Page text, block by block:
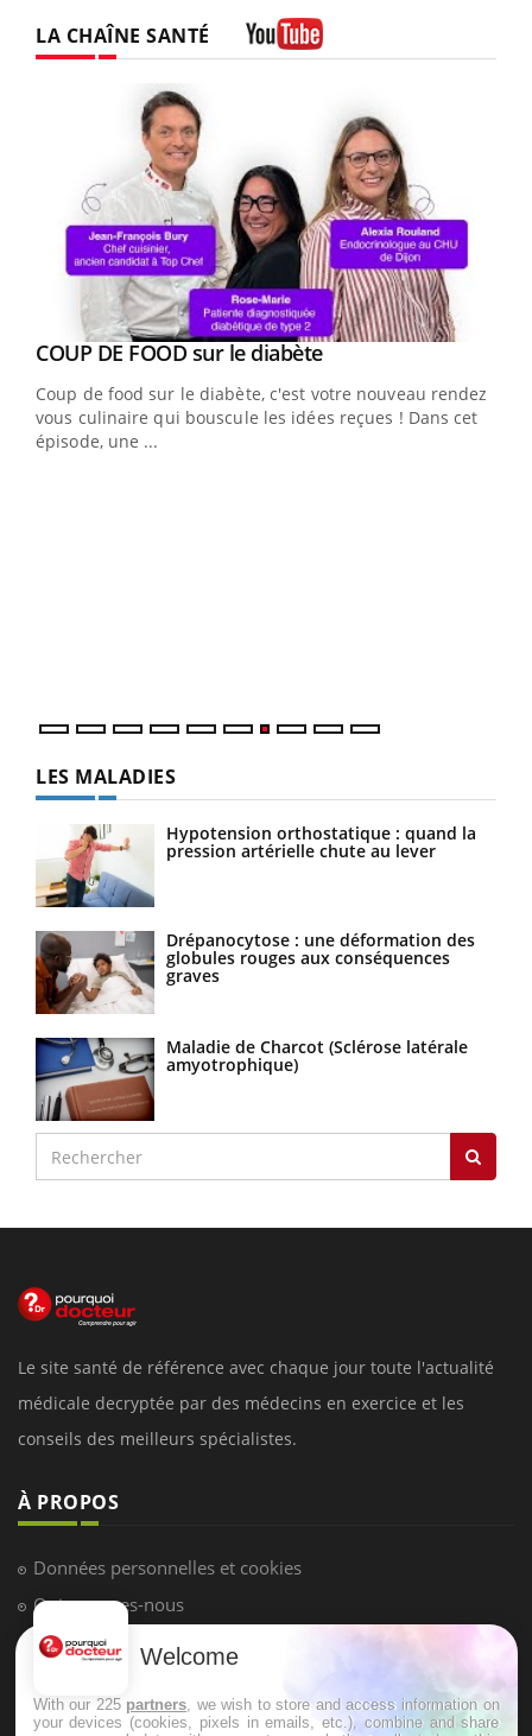
LA CHAÎNE SANTÉ
Youtube
COUP DE FOOD sur le diabèteYoutube
Coup de food sur le diabète, c'est votre nouveau rendez-
vous culinaire qui bouscule les idées reçues ! Dans cet
épisode, une ...
LES MALADIES
Hypotension orthostatique : quand la
pression artérielle chute au lever
Drépanocytose : une déformation des
globules rouges aux conséquences
graves
Maladie de Charcot (Sclérose latérale
amyotrophique)
Le site santé de référence avec chaque jour toute l'actualité
médicale decryptée par des médecins en exercice et les
conseils des meilleurs spécialistes.
À PROPOS
Données personnelles et cookies
Qui sommes-nous
Conditions d'utilisation
Mentions Légales
Welcome
With our 225 partners , we wish to store and access information on
your devices (cookies, pixels in emails, etc.), combine and share